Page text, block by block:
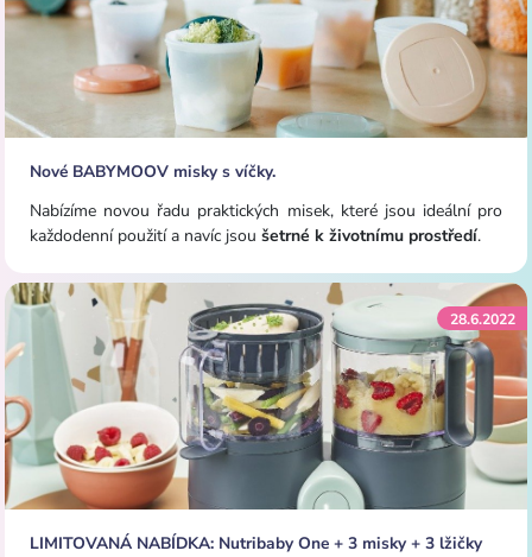
Nové BABYMOOV misky s víčky.
Nabízíme novou řadu praktických misek, které jsou ideální pro
každodenní použití a navíc jsou šetrné k životnímu prostředí.
28.6.2022
LIMITOVANÁ NABÍDKA: Nutribaby One + 3 misky + 3 lžičky